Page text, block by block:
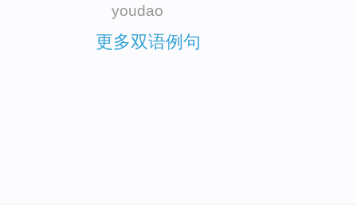
youdao
更多双语例句